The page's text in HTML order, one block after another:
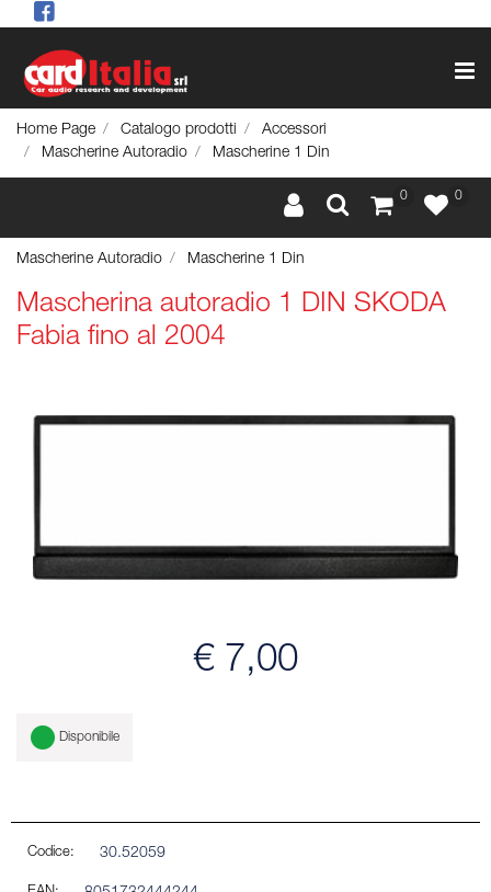
Home Page Catalogo prodotti
Accessori
Mascherine Autoradio
Mascherine 1 Din
0 0
Mascherine Autoradio Mascherine 1 Din
Mascherina autoradio 1 DIN SKODA
Fabia fino al 2004
€ 7,00
Disponibile
Codice: 30.52059